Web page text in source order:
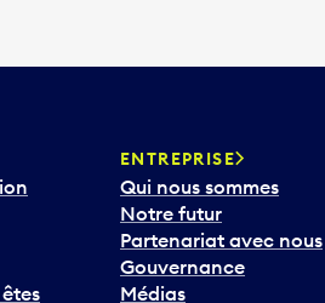
ENTREPRISE
Qui nous sommes
Notre futur
Partenariat avec nous
Gouvernance
Médias